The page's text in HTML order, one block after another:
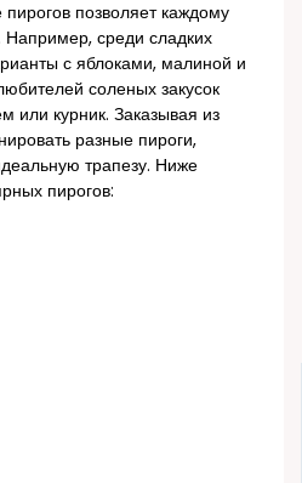
позволяет каждому
среди сладких
с яблоками, малиной и
соленых закусок
или курник. Заказывая из
разные пироги,
трапезу. Ниже
пирогов: